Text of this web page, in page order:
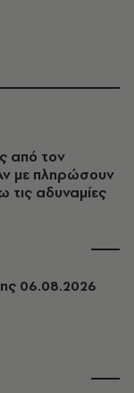
από τον
με πληρώσουν
αδυναμίες
06.08.2026